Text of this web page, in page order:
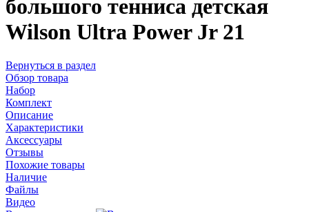
большого тенниса детская
Wilson Ultra Power Jr 21
Вернуться в раздел
Обзор товара
Набор
Комплект
Описание
Характеристики
Аксессуары
Отзывы
Похожие товары
Наличие
Файлы
Видео